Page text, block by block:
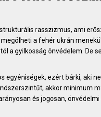
rasszizmus, ami
a fehér ukrán
a gyilkosság önvédelem. De
egyéniségek, ezért bárki, aki
akkor minimum
és jogosan, önvédelmi